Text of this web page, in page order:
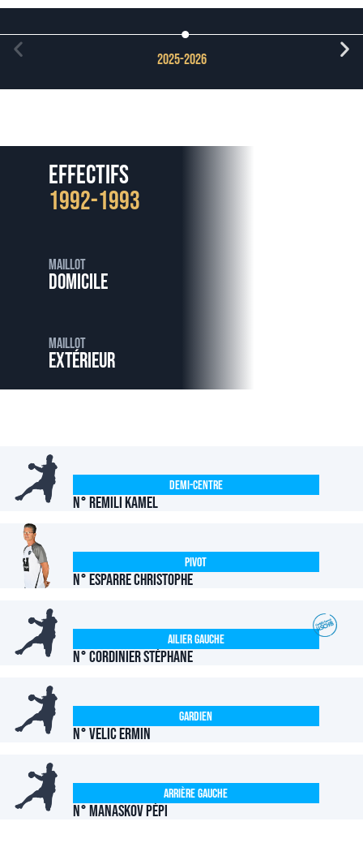
2025-2026
Effectifs
1992-1993
Maillot
Domicile
Maillot
Extérieur
N° REMILI Kamel
Demi-centre
N° ESPARRE Christophe
Pivot
N° CORDINIER Stéphane
Ailier Gauche
N° VELIC Ermin
Gardien
N° MANASKOV Pépi
Arrière Gauche